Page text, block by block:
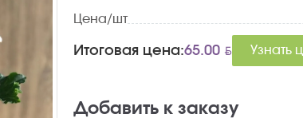
Цена/шт
Итоговая цена:65.00 BYN Узнать
Добавить к заказу